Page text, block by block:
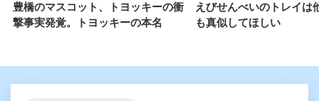
豊橋のマスコット、トヨッキーの衝
撃事実発覚。トヨッキーの本名
えびせんべいのトレイは
も真似してほしい